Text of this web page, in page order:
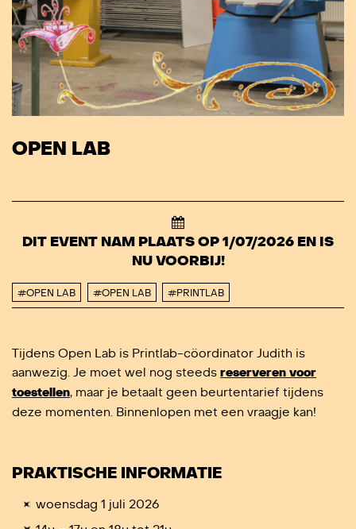
OPEN LAB
DIT EVENT NAM PLAATS OP 1/07/2026 EN IS
NU VOORBIJ!
#OPEN LAB #OPEN LAB #PRINTLAB
Tijdens Open Lab is Printlab-cöordinator Judith is
aanwezig. Je moet wel nog steeds reserveren voor
toestellen, maar je betaalt geen beurtentarief tijdens
deze momenten. Binnenlopen met een vraagje kan!
PRAKTISCHE INFORMATIE
woensdag 1 juli 2026